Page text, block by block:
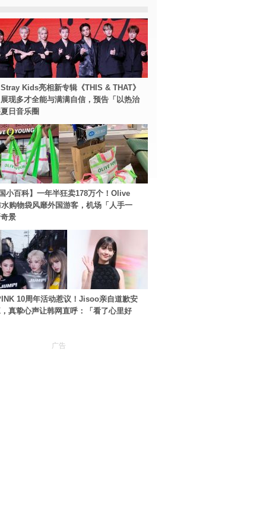
Kids亮相新专辑《THIS & THAT》
现多才全能与满满自信，预告「以热治
日音乐圈
小百科】一年半狂卖178万个！Olive
购物袋风靡外国游客，机场「人手一
景
10周年活动惹议！Jisoo亲自道歉安
真挚心声让韩网直呼：「看了心里好
广告